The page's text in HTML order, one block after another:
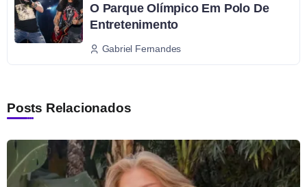
O Parque Olímpico Em Polo De
Entretenimento
Gabriel Fernandes
Posts Relacionados